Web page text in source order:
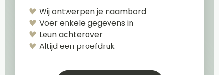
Wij ontwerpen je naambord
Voer enkele gegevens in
Leun achterover
Altijd een proefdruk